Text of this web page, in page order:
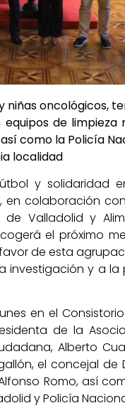
niñas oncológicos,
de limpieza
como la Policía
localidad
y solidaridad
en colaboración
Valladolid y
el próximo
de esta
y a
en el
de la
Alberto
el concejal de
Romo, así
y Policía